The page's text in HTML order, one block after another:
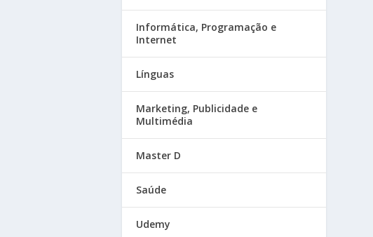
Informática, Programação e
Internet
Línguas
Marketing, Publicidade e
Multimédia
Master D
Saúde
Udemy